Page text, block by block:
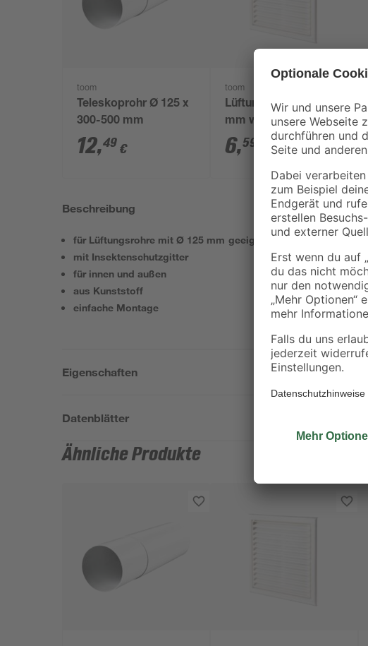
toom
Teleskoprohr Ø 125 x
300-500 mm
12,49 €
toom
Lüftungsgitter Ø 100
mm weiß, mit
Insektenschutzgitter
6,59
Beschreibung
für Lüftungsrohre mit Ø 125 mm geeignet
mit Insektenschutzgitter
für innen und außen
aus Kunststoff
einfache Montage
Eigenschaften
Datenblätter
Ähnliche Produkte